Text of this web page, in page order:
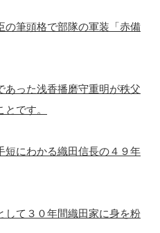
の筆頭格で部隊の軍装「赤備
あった浅香播磨守重明が秩父
です。
短にわかる織田信長の４９年
して３０年間織田家に身を粉